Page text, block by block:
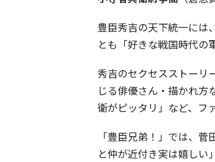
豊臣秀吉の天下統一には、
とも「好きな戦国時代の
秀吉のセクセスストーリ
じる俳優さん・描かれ
衛がピッタリ」など、フ
「豊臣兄弟！」では、
と仲が近付き実は嬉し